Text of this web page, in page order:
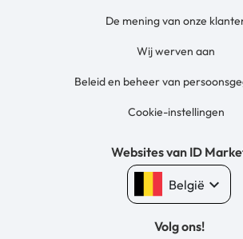
De mening van onze
Wij werven aan
Beleid en beheer van
Cookie-instellingen
Websites van ID
België keyboard_arrow_down
Volg ons!